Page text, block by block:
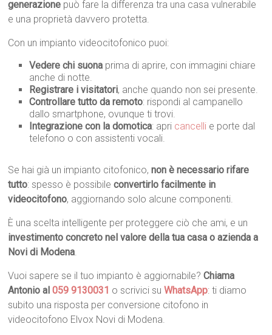
generazione può fare la differenza tra una casa vulnerabile
e una proprietà davvero protetta.
Con un impianto videocitofonico puoi:
Vedere chi suona prima di aprire, con immagini chiare
anche di notte.
Registrare i visitatori, anche quando non sei presente.
Controllare tutto da remoto: rispondi al campanello
dallo smartphone, ovunque ti trovi.
Integrazione con la domotica: apri cancelli e porte dal
telefono o con assistenti vocali.
Se hai già un impianto citofonico,non è necessario rifare
tutto: spesso è possibileconvertirlo facilmente in
videocitofono, aggiornando solo alcune componenti.
È una scelta intelligente per proteggere ciò che ami, e un
investimento concreto nel valore della tua casa o azienda a
Novi di Modena.
Vuoi sapere se il tuo impianto è aggiornabile?Chiama
Antonio al059 9130031 o scrivici suWhatsApp: ti diamo
subito una risposta per conversione citofono in
videocitofono Elvox Novi di Modena.